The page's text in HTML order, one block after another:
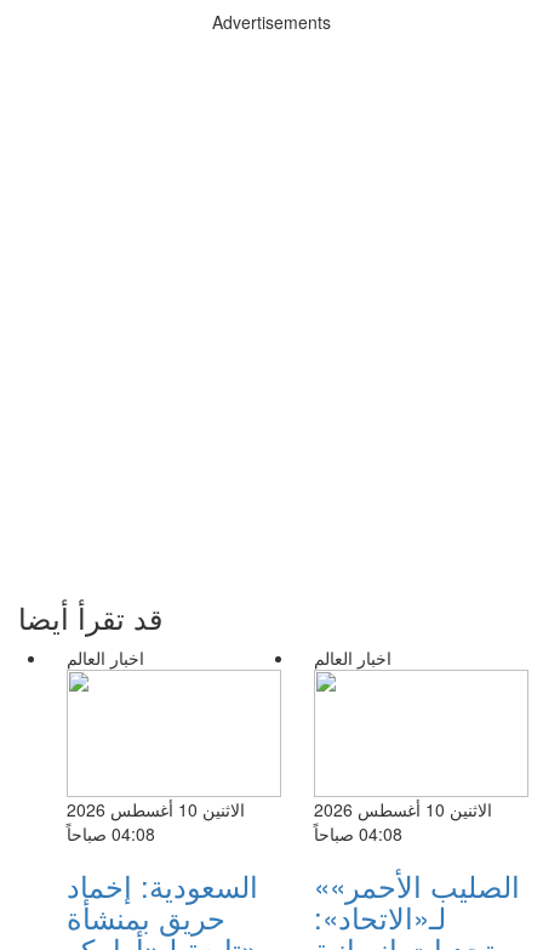
Advertisements
قد تقرأ أيضا
اخبار العالم
الاثنين 10 أغسطس 2026
04:08 صباحاً
السعودية: إخماد
حريق بمنشأة
اخبار العالم
الاثنين 10 أغسطس 2026
04:08 صباحاً
«الصليب الأحمر»
لـ«الاتحاد»: